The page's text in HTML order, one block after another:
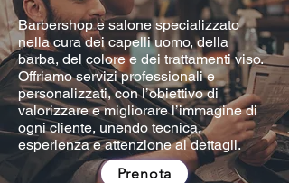
Barbershop e salone specializzato
nella cura dei capelli uomo, della
barba, del colore e dei trattamenti viso.
Offriamo servizi professionali e
personalizzati, con l’obiettivo di
valorizzare e migliorare l’immagine di
ogni cliente, unendo tecnica,
esperienza e attenzione ai dettagli.
Prenota